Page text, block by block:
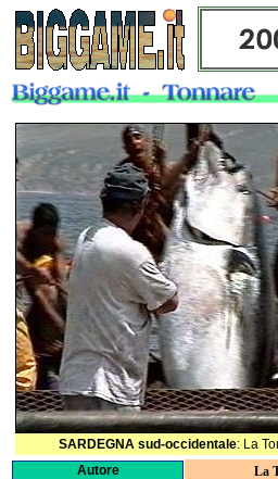
Autore
La
SARDEGNA sud-occidentale: La